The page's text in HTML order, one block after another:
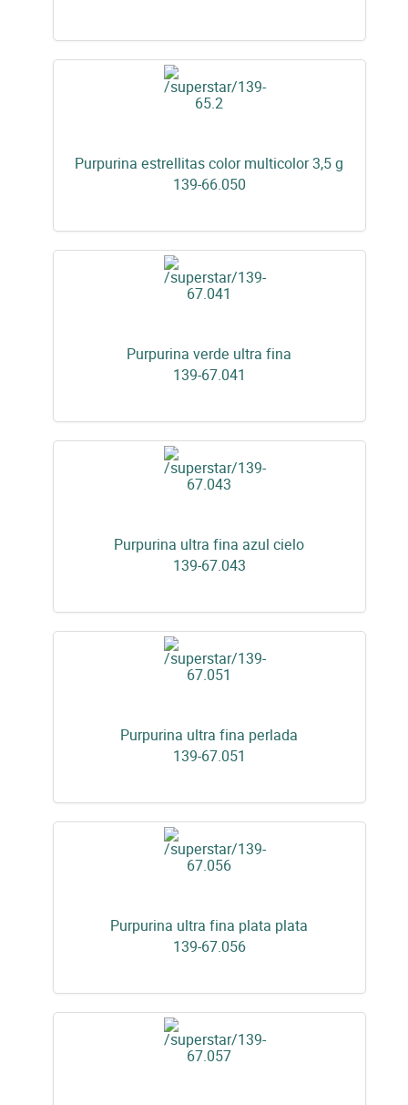
Purpurina estrellitas color multicolor 3,5 g
139-66.050
Purpurina verde ultra fina
139-67.041
Purpurina ultra fina azul cielo
139-67.043
Purpurina ultra fina perlada
139-67.051
Purpurina ultra fina plata plata
139-67.056